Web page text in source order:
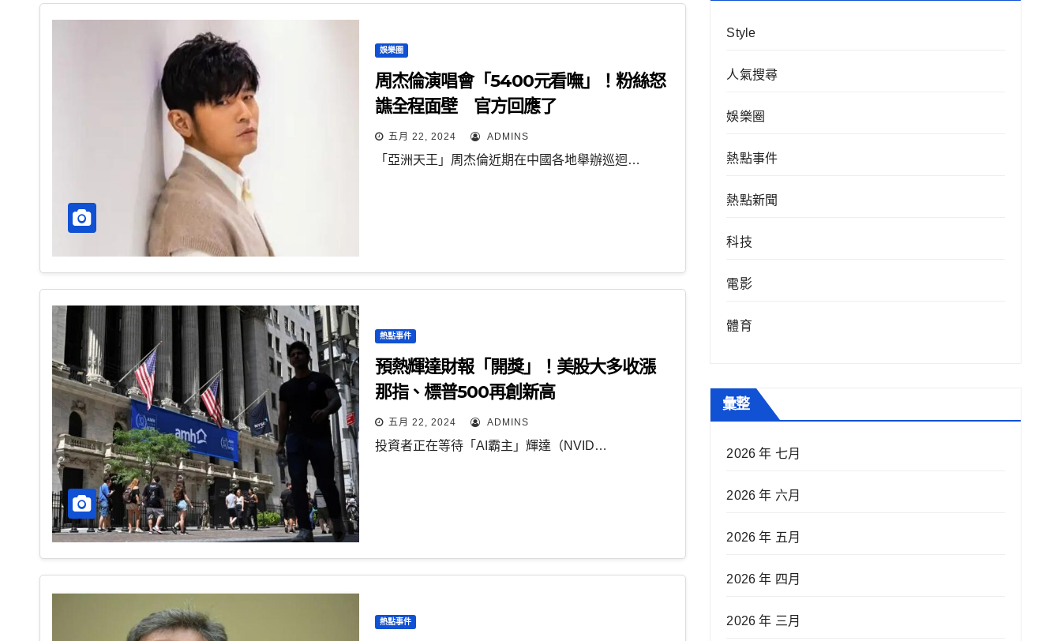
娛樂圈
周杰倫演唱會「5400元看嘸」！粉絲怒
譙全程面壁 官方回應了
五月 22, 2024 ADMINS
「亞洲天王」周杰倫近期在中國各地舉辦巡迴…
熱點事件
預熱輝達財報「開獎」！美股大多收漲
那指、標普500再創新高
五月 22, 2024 ADMINS
投資者正在等待「AI霸主」輝達（NVID…
熱點事件
Style
人氣搜尋
娛樂圈
熱點事件
熱點新聞
科技
電影
體育
彙整
2026 年 七月
2026 年 六月
2026 年 五月
2026 年 四月
2026 年 三月